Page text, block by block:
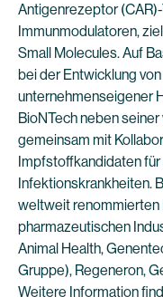
Antigenrezeptor
Immunmodulatoren,
Small Molecules. Auf
bei der Entwicklung
unternehmenseigener
BioNTech neben
gemeinsam mit
Impfstoffkandidaten für
Infektionskrankheiten.
weltweit renommierten
pharmazeutischen
Animal Health,
Gruppe), Regeneron,
Weitere Information